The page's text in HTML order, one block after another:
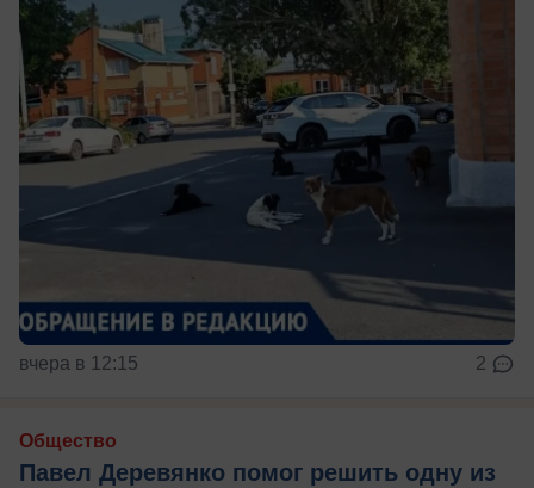
вчера в 12:15 2
Общество
Павел Деревянко помог решить одну из